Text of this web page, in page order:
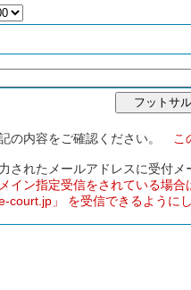
記の内容をご確認ください。 こ
されたメールアドレスに受付
メイン指定受信をされている場合
e-court.jp」 を受信できるように